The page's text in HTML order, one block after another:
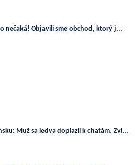
nečaká! Objavili sme obchod, ktorý j...
Muž sa ledva doplazil k chatám. Zvi...